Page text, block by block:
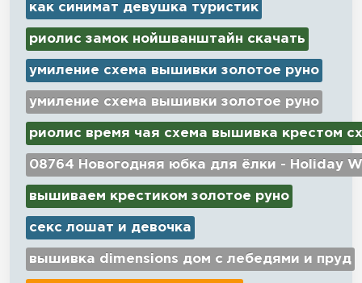
как синимат девушка туристик
риолис замок нойшванштайн скачать
умиление схема вышивки золотое руно
умиление схема вышивки золотое руно
риолис время чая схема вышивка крестом
08764 Новогодняя юбка для ёлки - Holiday
вышиваем крестиком золотое руно
секс лошат и девочка
вышивка dimensions дом с лебедями и пруд